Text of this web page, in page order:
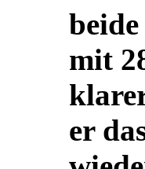
mit
er